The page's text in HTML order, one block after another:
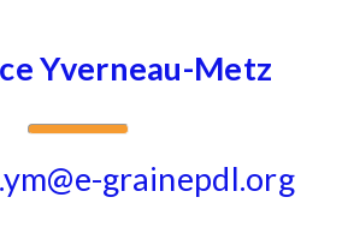
Yverneau-Metz
grainepdl.org